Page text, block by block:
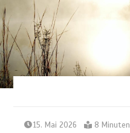
15. Mai 2026 8 Minuten